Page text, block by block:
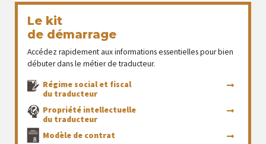
Le kit
de démarrage
Accédez rapidement aux informations essentielles pour bien
débuter dans le métier de traducteur.
Régime social et fiscal
du traducteur
Propriété intellectuelle
du traducteur
Modèle de contrat